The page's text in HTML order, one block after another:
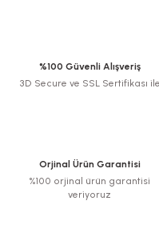
Ürün resmi kalitesiz, bozuk
Bu ürüne benzer farklı
%100 Güvenli Alışveriş
3D Secure ve SSL Sertifikası ile
Orjinal Ürün Garantisi
%100 orjinal ürün garantisi
veriyoruz